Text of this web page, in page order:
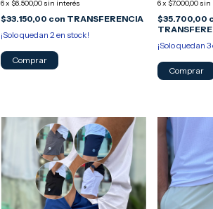
6x $6.500,00 sin interés
$33.150,00 con TRANSFERENCIA
¡Solo quedan2 en stock!
Comprar
6x $7.000,00 sin
$35.700,00
¡Solo quedan 3
Comprar